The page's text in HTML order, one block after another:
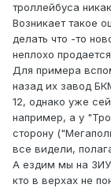
троллейбуса
Возникает такое
делать что -то
неплохо
Для примера
назад их завод
12, однако уже
например, а у
сторону
все видели,
А ездим мы на ЗИУ
кто в верхах не